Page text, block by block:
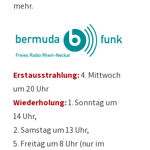
mehr.
Erstausstrahlung:4. Mittwoch
um 20 Uhr
Wiederholung:1. Sonntag um
14 Uhr,
2. Samstag um 13 Uhr,
5. Freitag um 8 Uhr (nur im
1:00
2:00
3:00